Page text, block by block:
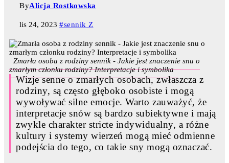
ByAlicja Rostkowska
lis 24, 2023 #sennik Z
Zmarła osoba z rodziny sennik - Jakie jest znaczenie snu o
zmarłym członku rodziny? Interpretacje i symbolika
Wizje senne o zmarłych osobach, zwłaszcza z
rodziny, są często głęboko osobiste i mogą
wywoływać silne emocje. Warto zauważyć, że
interpretacje snów są bardzo subiektywne i mają
zwykle charakter stricte indywidualny, a różne
kultury i systemy wierzeń mogą mieć odmienne
podejścia do tego, co takie sny mogą oznaczać.